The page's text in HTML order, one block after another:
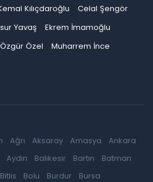
Kılıçdaroğlu
Celal Şengör
Yavaş
Ekrem İmamoğlu
Özgür Özel
Muharrem İnce
Ağrı Aksaray Amasya
Ankara
Aydın Balıkesir Bartın
Batman
Bitlis Bolu Burdur
Bursa